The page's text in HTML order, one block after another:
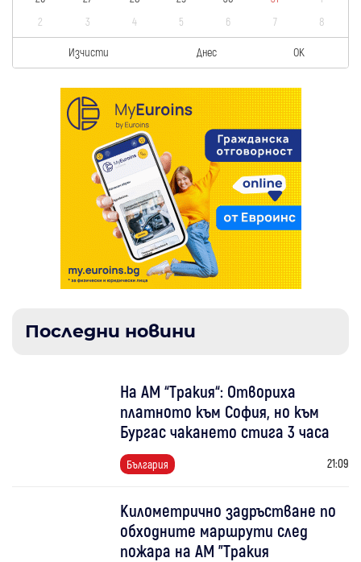
2
3 4 5 6 7 8
Изчисти Днес OK
Последни новини
На АМ “Тракия“: Отвориха
платното към София, но към
Бургас чакането стига 3 часа
България 21:09
Километрично задръстване по
обходните маршрути след
пожара на АМ "Тракия